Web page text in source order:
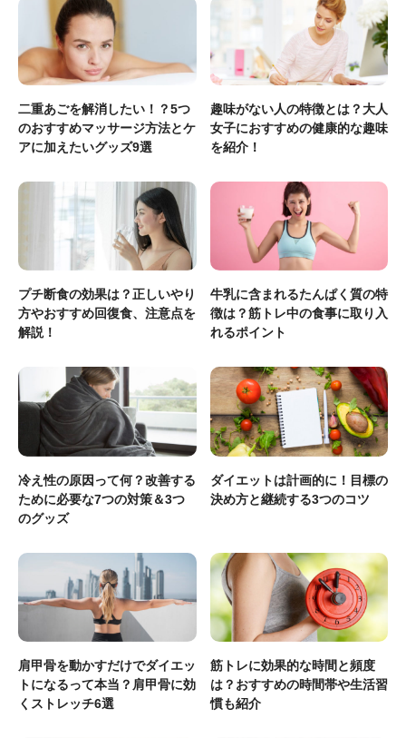
二重あごを解消したい！？5つ
のおすすめマッサージ方法とケ
アに加えたいグッズ9選
趣味がない人の特徴とは？大人
女子におすすめの健康的な趣味
を紹介！
プチ断食の効果は？正しいやり
方やおすすめ回復食、注意点を
解説！
牛乳に含まれるたんぱく質の特
徴は？筋トレ中の食事に取り入
れるポイント
冷え性の原因って何？改善する
ために必要な7つの対策＆3つ
のグッズ
ダイエットは計画的に！目標の
決め方と継続する3つのコツ
肩甲骨を動かすだけでダイエッ
トになるって本当？肩甲骨に効
くストレッチ6選
筋トレに効果的な時間と頻度
は？おすすめの時間帯や生活習
慣も紹介